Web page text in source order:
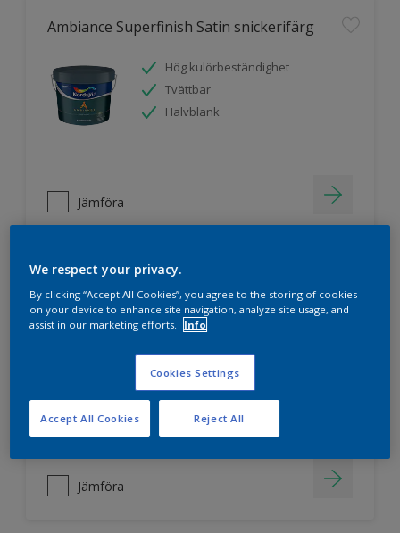
Ambiance Superfinish Satin snickerifärg
Hög kulörbeständighet
Tvättbar
Halvblank
Jämföra
Nordsjö Ambiance Superfinish Matt
snickerifärg
Helmatt
Hög kulörbeständighet
Tvättbar
Jämföra
We respect your privacy.
By clicking “Accept All Cookies”, you agree to the storing of cookies
on your device to enhance site navigation, analyze site usage, and
assist in our marketing efforts.
Info
Cookies Settings
Reject All
Accept All Cookies